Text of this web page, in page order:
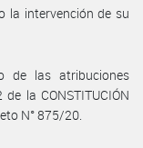
la intervención de su
de las atribuciones
la CONSTITUCIÓN
N° 875/20.